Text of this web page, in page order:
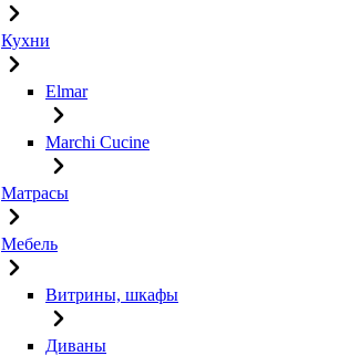
Кухни
Elmar
Marchi Cucine
Матрасы
Мебель
Витрины, шкафы
Диваны